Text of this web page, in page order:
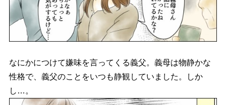
なにかにつけて嫌味を言ってくる義父。義母は物静かな
性格で、義父のことをいつも静観していました。しか
し…。